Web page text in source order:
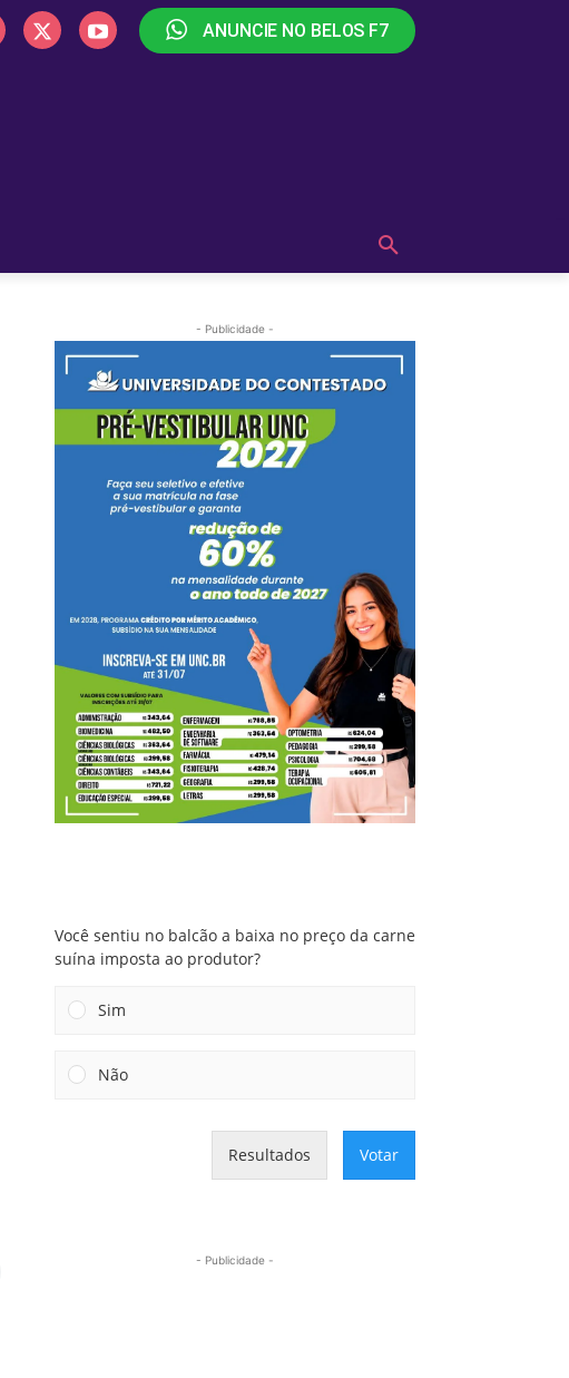
ANUNCIE NO BELOS F7
- Publicidade -
Você sentiu no balcão a baixa no preço da carne
suína imposta ao produtor?
Sim
Não
Resultados Votar
- Publicidade -